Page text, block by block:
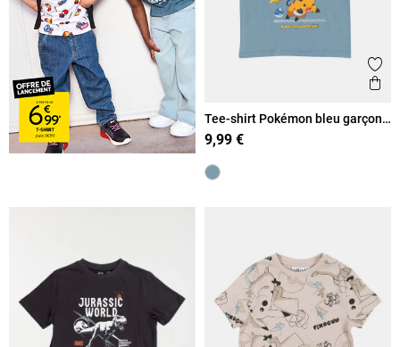
Tee-shirt Pokémon bleu garçon
(3-12A)
9,99 €